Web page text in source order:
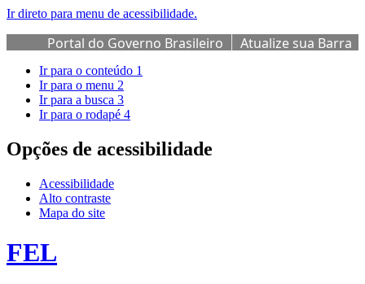
Ir direto para menu de acessibilidade.
Portal do Governo Brasileiro
Atualize sua Barra
de Governo
Ir para o conteúdo 1
Ir para o menu 2
Ir para a busca 3
Ir para o rodapé 4
Opções de acessibilidade
Acessibilidade
Alto contraste
Mapa do site
FEL